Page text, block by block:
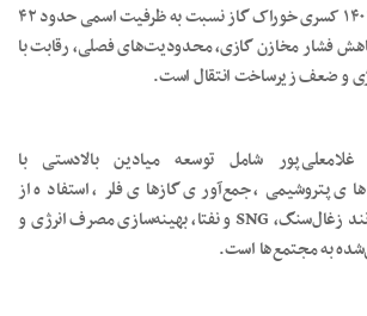
وی اعلام کرد: در سال ۱۴۰۲ کسری خوراک گاز نسبت به ظرفیت اسمی حدود ۴۲
فشار مخازن گازی، محدودیت‌های فصلی، رقابت با
و ضعف زیرساخت انتقال است.
غلامعلی‌پور شامل توسعه میادین بالادستی با
پتروشیمی، جمع‌آوری گازهای فلر، استفاده از
خوراک‌های جایگزین مانند زغال‌سنگ، SNG و نفتا، بهینه‌سازی مصرف انرژی و
به مجتمع‌ها است.